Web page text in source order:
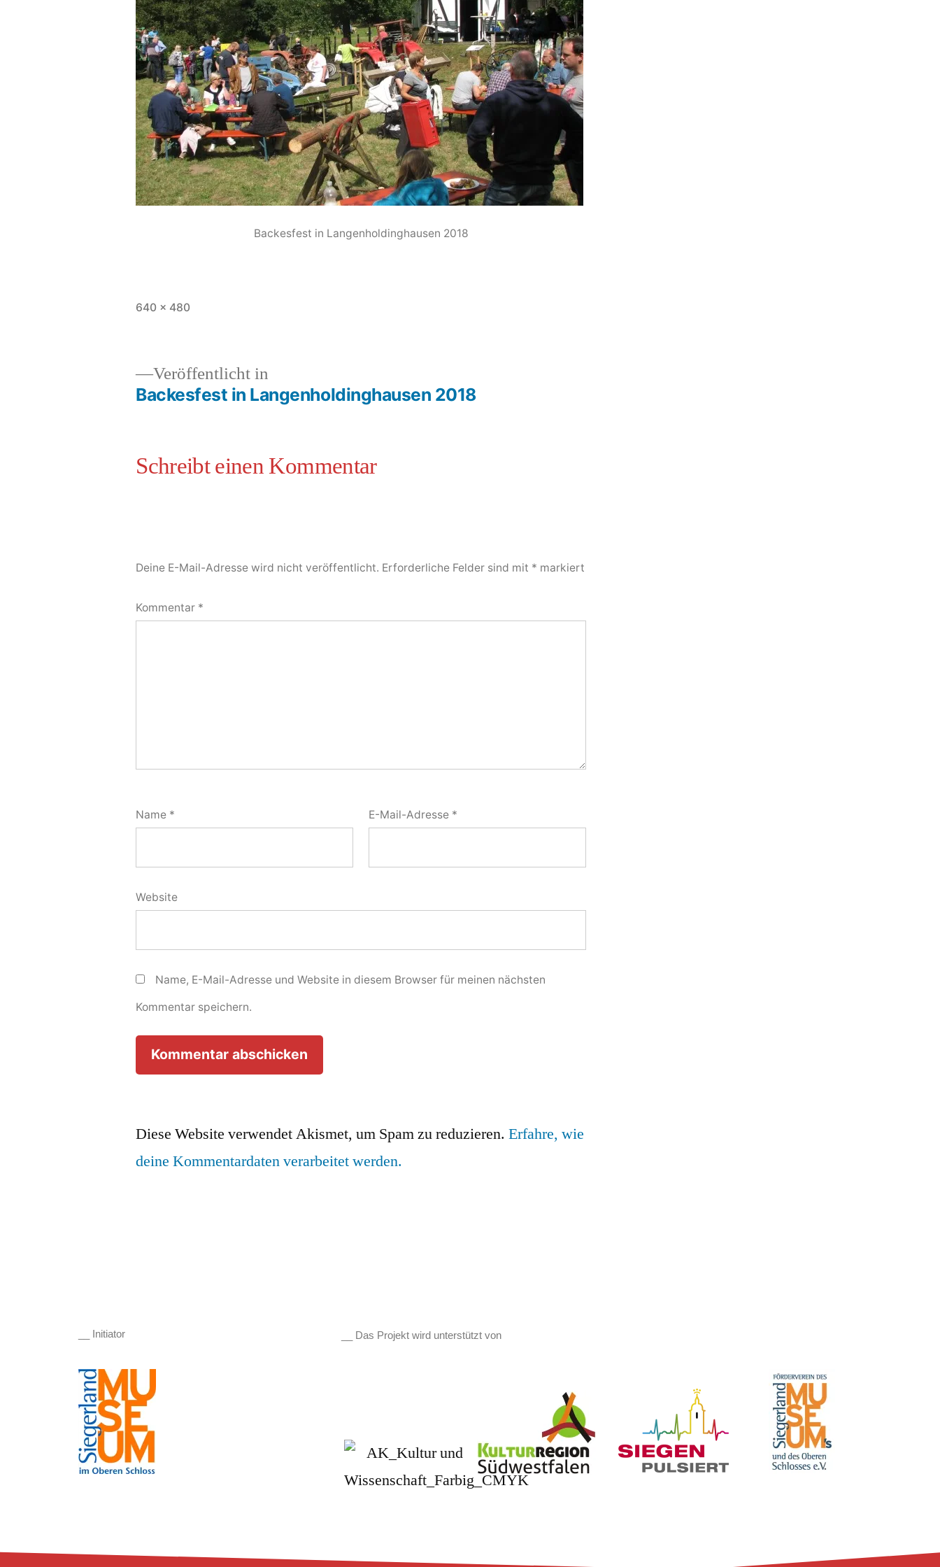
Backesfest in Langenholdinghausen 2018
640 × 480
Veröffentlicht in
Backesfest in Langenholdinghausen 2018
Deine E-Mail-Adresse wird nicht veröffentlicht. Erforderliche Felder sind mit * markiert
Kommentar *
Name * E-Mail-Adresse *
Website
Name, E-Mail-Adresse und Website in diesem Browser für meinen nächsten
Kommentar speichern.
Diese Website verwendet Akismet, um Spam zu reduzieren.Erfahre, wie
deine Kommentardaten verarbeitet werden.
__ Initiator __ Das Projekt wird unterstützt von